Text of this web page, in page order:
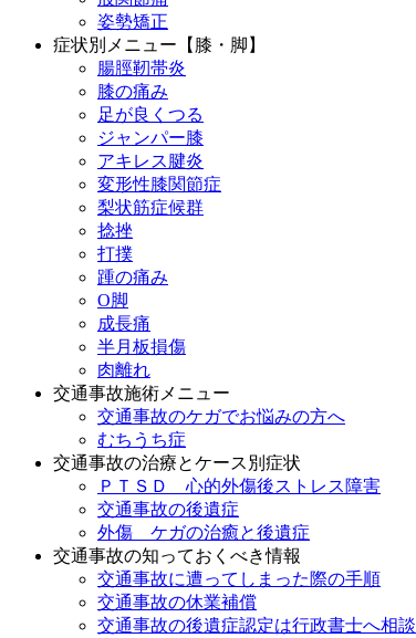
姿勢矯正
症状別メニュー【膝・脚】
腸脛靭帯炎
膝の痛み
足が良くつる
ジャンパー膝
アキレス腱炎
変形性膝関節症
梨状筋症候群
捻挫
打撲
踵の痛み
O脚
成長痛
半月板損傷
肉離れ
交通事故施術メニュー
交通事故のケガでお悩みの方へ
むちうち症
交通事故の治療とケース別症状
ＰＴＳＤ 心的外傷後ストレス障害
交通事故の後遺症
外傷 ケガの治癒と後遺症
交通事故の知っておくべき情報
交通事故に遭ってしまった際の手順
交通事故の休業補償
交通事故の後遺症認定は行政書士へ相談